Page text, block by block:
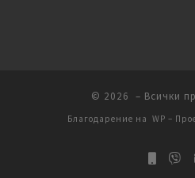
© 2026 – Всички
Благодарение на WP –